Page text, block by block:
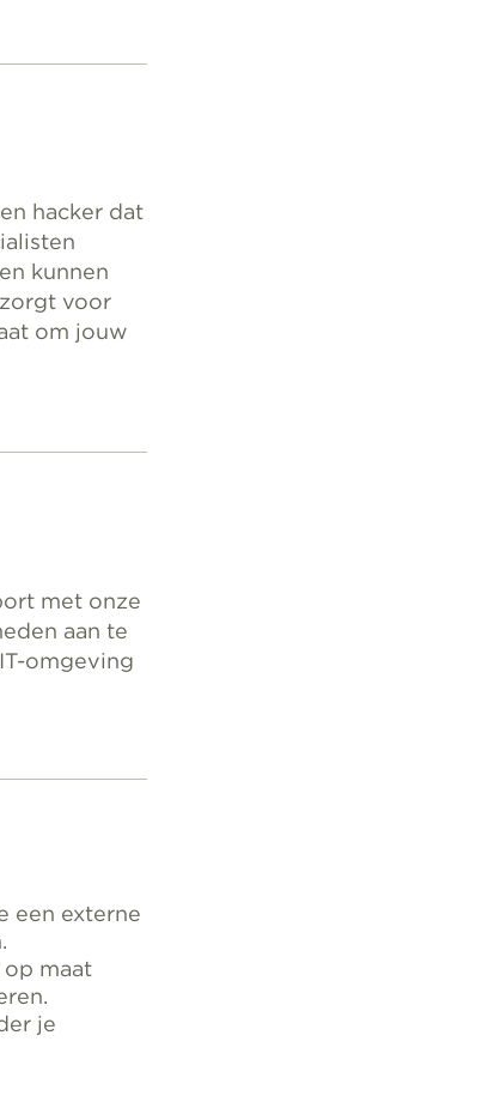
hacker dat
kunnen
voor
om jouw
met onze
aan te
omgeving
een externe
maat
je